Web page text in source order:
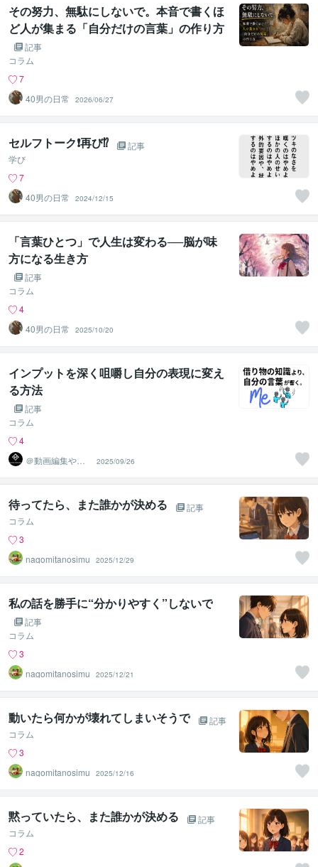
その努力、無駄にしないで。本音で書くほ
ど人が集まる「自分だけの言葉」の作り方
記事
コラム
7
40男の日常
2026/06/27
セルフトーク❗️再び⁉️
記事
学び
7
40男の日常
2024/12/15
「言葉ひとつ」で人生は変わる──脳が味
方になる生き方
記事
コラム
4
40男の日常
2025/10/20
インプットを深く咀嚼し自分の表現に変え
る方法
記事
コラム
4
＠動画編集やサ
ムネ等デザイン
は丸投げOK
2025/09/26
待ってたら、また誰かが決める
記事
コラム
3
nagomitanosimu
2025/12/29
私の話を勝手に“分かりやすく”しないで
記事
コラム
3
nagomitanosimu
2025/12/21
動いたら何かが壊れてしまいそうで
記事
コラム
3
nagomitanosimu
2025/12/16
黙っていたら、また誰かが決める
記事
コラム
2